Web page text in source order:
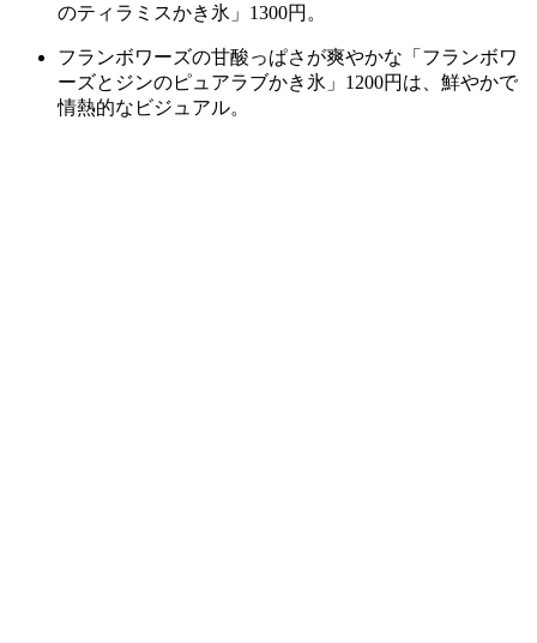
のティラミスかき氷」1300円。
フランボワーズの甘酸っぱさが爽やかな「フランボワ
ーズとジンのピュアラブかき氷」1200円は、鮮やかで
情熱的なビジュアル。